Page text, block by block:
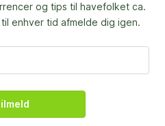
og tips til havefolket ca.
enhver tid afmelde dig igen.